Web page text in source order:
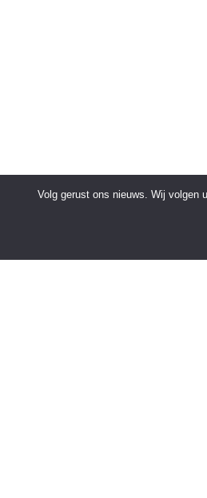
Volg gerust ons nieuws. Wij volgen